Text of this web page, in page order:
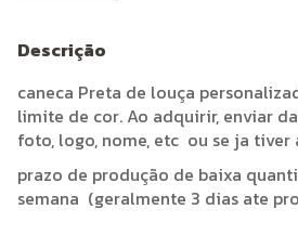
Descrição
caneca Preta de louça
limite de cor. Ao adquirir, enviar
foto, logo, nome, etc ou se ja tiver
prazo de produção de baixa
semana (geralmente 3 dias ate